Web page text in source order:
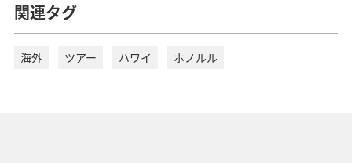
往路出発日および時間帯
関連タグ
海外 ツアー ハワイ ホノルル